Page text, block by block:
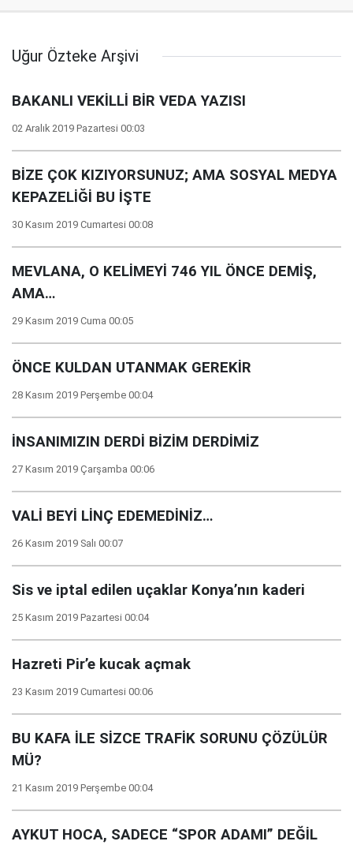
Uğur Özteke Arşivi
BAKANLI VEKİLLİ BİR VEDA YAZISI
02 Aralık 2019 Pazartesi 00:03
BİZE ÇOK KIZIYORSUNUZ; AMA SOSYAL MEDYA
KEPAZELİĞİ BU İŞTE
30 Kasım 2019 Cumartesi 00:08
MEVLANA, O KELİMEYİ 746 YIL ÖNCE DEMİŞ,
AMA…
29 Kasım 2019 Cuma 00:05
ÖNCE KULDAN UTANMAK GEREKİR
28 Kasım 2019 Perşembe 00:04
İNSANIMIZIN DERDİ BİZİM DERDİMİZ
27 Kasım 2019 Çarşamba 00:06
VALİ BEYİ LİNÇ EDEMEDİNİZ…
26 Kasım 2019 Salı 00:07
Sis ve iptal edilen uçaklar Konya’nın kaderi
25 Kasım 2019 Pazartesi 00:04
Hazreti Pir’e kucak açmak
23 Kasım 2019 Cumartesi 00:06
BU KAFA İLE SİZCE TRAFİK SORUNU ÇÖZÜLÜR
MÜ?
21 Kasım 2019 Perşembe 00:04
AYKUT HOCA, SADECE “SPOR ADAMI” DEĞİL